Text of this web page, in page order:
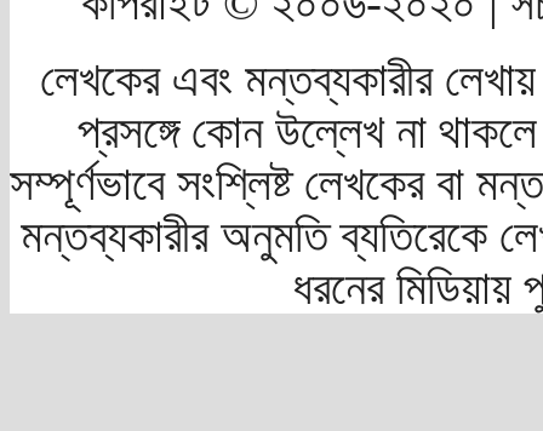
লেখকের এবং মন্তব্যকারীর
প্রসঙ্গে কোন উল্লেখ না
সম্পূর্ণভাবে সংশ্লিষ্ট লেখকের বা
মন্তব্যকারীর অনুমতি ব্যতিরেকে
ধরনের মিডিয়ায়